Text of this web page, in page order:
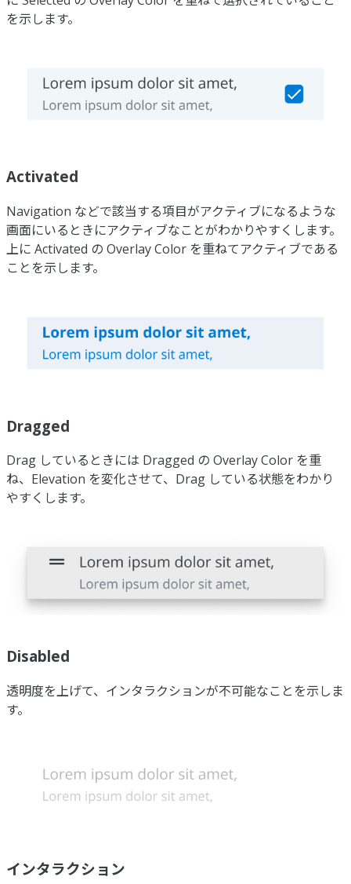
を示します。
Activated
Navigation などで該当する項目がアクティブになるような
画面にいるときにアクティブなことがわかりやすくします。
上に Activated の Overlay Color を重ねてアクティブである
ことを示します。
Dragged
Drag しているときには Dragged の Overlay Color を重
ね、Elevation を変化させて、Drag している状態をわかり
やすくします。
Disabled
透明度を上げて、インタラクションが不可能なことを示しま
す。
インタラクション